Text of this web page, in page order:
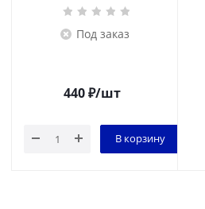
Под заказ
440₽/шт
В корзину